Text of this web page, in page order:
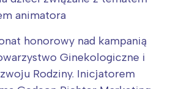
animatora
honorowy nad kampanią
Ginekologiczne i
Rodziny. Inicjatorem